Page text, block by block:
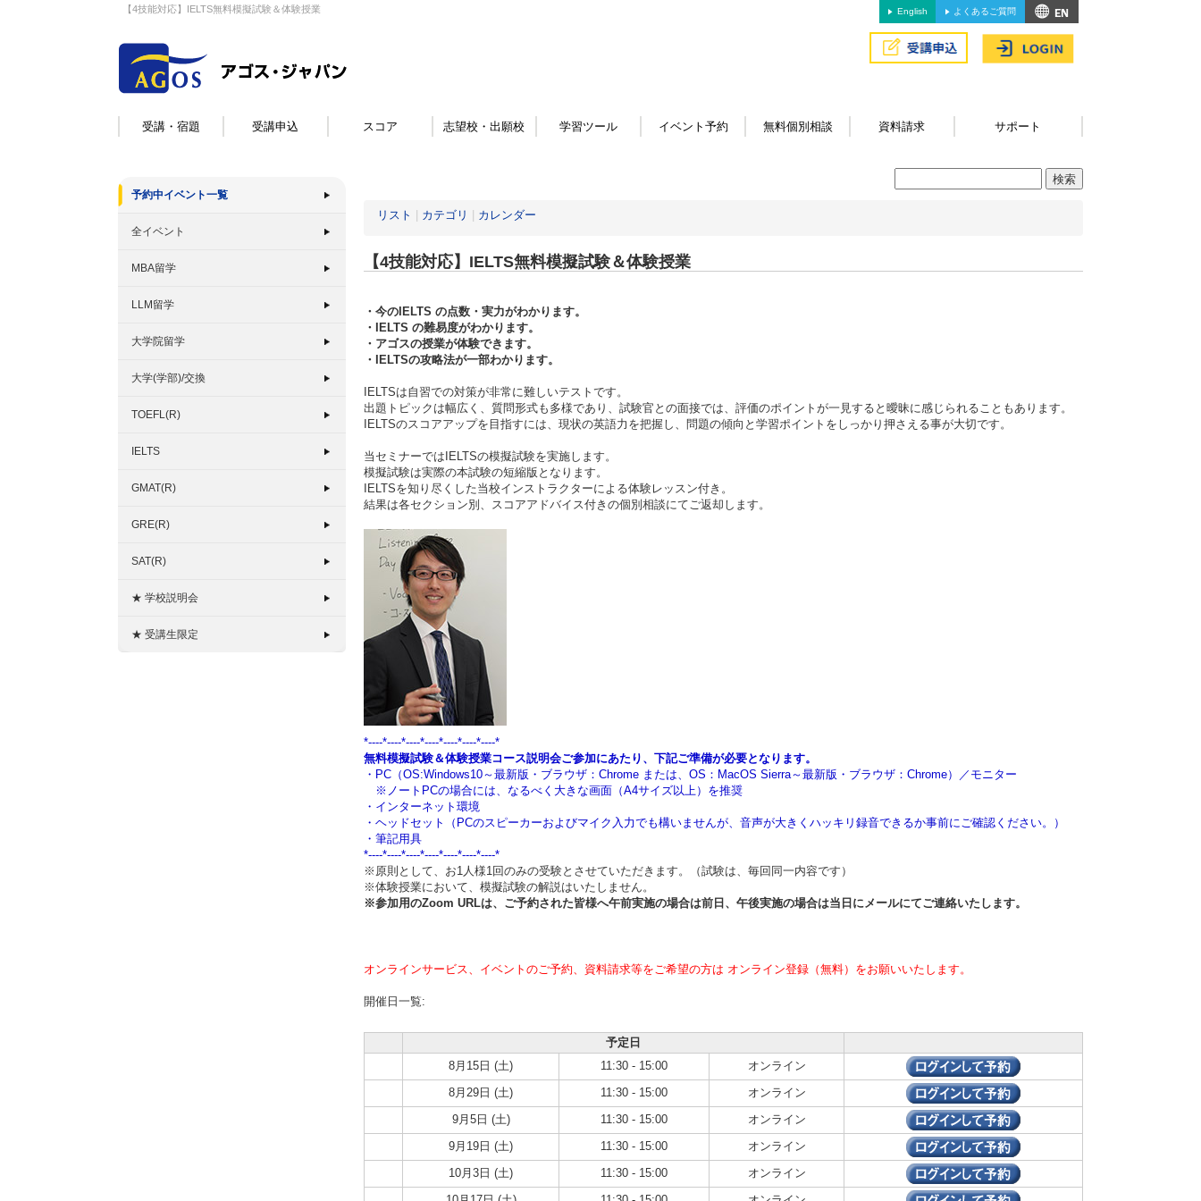
【4技能対応】IELTS無料模擬試験＆体験授業 English よくあるご質問
受講・宿題 受講申込 スコア 志望校・出願校 学習ツール イベント予約 無料個別相談 資料請求 サポート
予約中イベント一覧
全イベント
MBA留学
LLM留学
大学院留学
大学(学部)/交換
TOEFL(R)
IELTS
GMAT(R)
GRE(R)
SAT(R)
★ 学校説明会
★ 受講生限定
リスト カテゴリ カレンダー
【4技能対応】IELTS無料模擬試験＆体験授業
・今のIELTS の点数・実力がわかります。
・IELTS の難易度がわかります。
・アゴスの授業が体験できます。
・IELTSの攻略法が一部わかります。
IELTSは自習での対策が非常に難しいテストです。
出題トピックは幅広く、質問形式も多様であり、試験官との面接では、評価のポイントが一見すると曖昧に感じられることもあります。
IELTSのスコアアップを目指すには、現状の英語力を把握し、問題の傾向と学習ポイントをしっかり押さえる事が大切です。
当セミナーではIELTSの模擬試験を実施します。
模擬試験は実際の本試験の短縮版となります。
IELTSを知り尽くした当校インストラクターによる体験レッスン付き。
結果は各セクション別、スコアアドバイス付きの個別相談にてご返却します。
*----*----*----*----*----*----*----*
無料模擬試験＆体験授業コース説明会ご参加にあたり、下記ご準備が必要となります。
・PC（OS:Windows10～最新版・ブラウザ：Chrome または、OS：MacOS Sierra～最新版・ブラウザ：Chrome）／モニター
※ノートPCの場合には、なるべく大きな画面（A4サイズ以上）を推奨
・インターネット環境
・ヘッドセット（PCのスピーカーおよびマイク入力でも構いませんが、音声が大きくハッキリ録音できるか事前にご確認ください。）
・筆記用具
*----*----*----*----*----*----*----*
※原則として、お1人様1回のみの受験とさせていただきます。（試験は、毎回同一内容です）
※体験授業において、模擬試験の解説はいたしません。
※参加用のZoom URLは、ご予約された皆様へ午前実施の場合は前日、午後実施の場合は当日 にメールにてご連絡いたします。
オンラインサービス、イベントのご予約、資料請求等をご希望の方は オンライン登録（無料）をお願いいたします。
開催日一覧:
予定日
8月15日 (土)
11:30 - 15:00
オンライン
8月29日 (土)
11:30 - 15:00
オンライン
9月5日 (土)
11:30 - 15:00
オンライン
9月19日 (土)
11:30 - 15:00
オンライン
10月3日 (土)
11:30 - 15:00
オンライン